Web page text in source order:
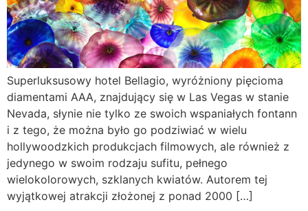
Superluksusowy hotel Bellagio, wyróżniony pięcioma
diamentami AAA, znajdujący się w Las Vegas w stanie
Nevada, słynie nie tylko ze swoich wspaniałych fontann
i z tego, że można było go podziwiać w wielu
hollywoodzkich produkcjach filmowych, ale również z
jedynego w swoim rodzaju sufitu, pełnego
wielokolorowych, szklanych kwiatów. Autorem tej
wyjątkowej atrakcji złożonej z ponad 2000 […]